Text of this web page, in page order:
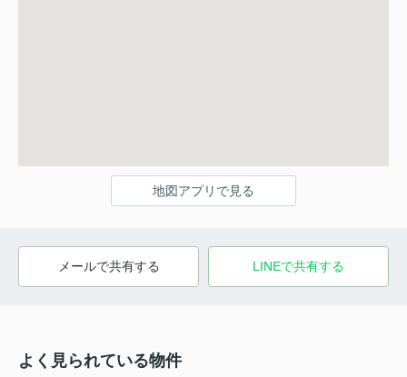
地図アプリで見る
メールで共有する LINEで共有する
よく見られている物件